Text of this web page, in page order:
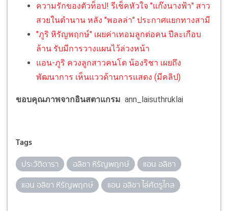
ความรักของตัวท็อป! รีเช็คหัวใจ "แก๊งนางฟ้า" สาว
สวยในตำนาน หลัง "พอลล่า" ประกาศแยกทางสามี
"ภูริ หิรัญพฤกษ์" เผยค่าเทอมลูกต่อคน ปีละเกือบ
ล้าน รับมีการวางแผนไว้ล่วงหน้า
แอน-ภูริ ควงลูกสาวคนโต น้องริชา เผยถึง
พัฒนาการ เห็นแววด้านการแสดง (มีคลิป)
ขอบคุณภาพจากอินสตาแกรม ann_laisuthruklai
Tags
ประวัติดารา อลิชา หิรัญพฤกษ์
แอน อลิชา
แอน อลิชา หิรัญพฤกษ์
แอน อลิชา ไล่ศัตรูไกล